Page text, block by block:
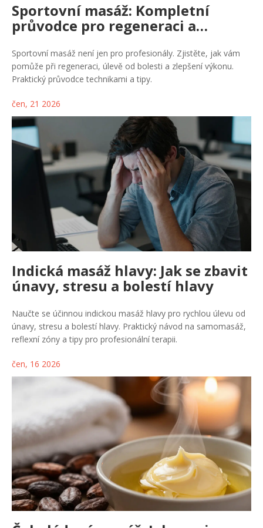
Sportovní masáž: Kompletní
průvodce pro regeneraci a
pohodu
Sportovní masáž není jen pro profesionály. Zjistěte, jak vám
pomůže při regeneraci, úlevě od bolesti a zlepšení výkonu.
Praktický průvodce technikami a tipy.
čen, 21 2026
Indická masáž hlavy: Jak se zbavit
únavy, stresu a bolestí hlavy
Naučte se účinnou indickou masáž hlavy pro rychlou úlevu od
únavy, stresu a bolestí hlavy. Praktický návod na samomasáž,
reflexní zóny a tipy pro profesionální terapii.
čen, 16 2026